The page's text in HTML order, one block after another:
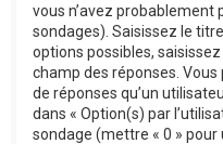
vous n’avez probablement
sondages). Saisissez le
options possibles,
champ des réponses.
de réponses qu’un
dans « Option(s) par
sondage (mettre « 0 »